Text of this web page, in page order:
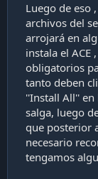
Luego de eso
archivos del
arrojará en
instala el ACE
obligatorios
tanto deben
''Install All'' en
salga, luego
que posterior
necesario
tengamos